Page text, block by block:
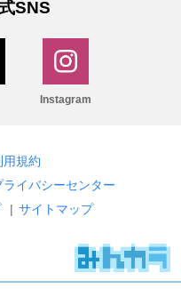
SNS
Instagram
用規約
ライバシーセンター
| サイトマップ